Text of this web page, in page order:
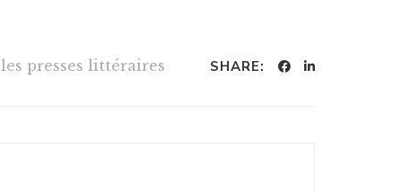
les presses littéraires SHARE: